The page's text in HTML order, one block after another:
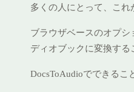
多くの人にとって、これ
ブラウザベースのオプシ
ディオブックに変換する
DocsToAudioでできるこ